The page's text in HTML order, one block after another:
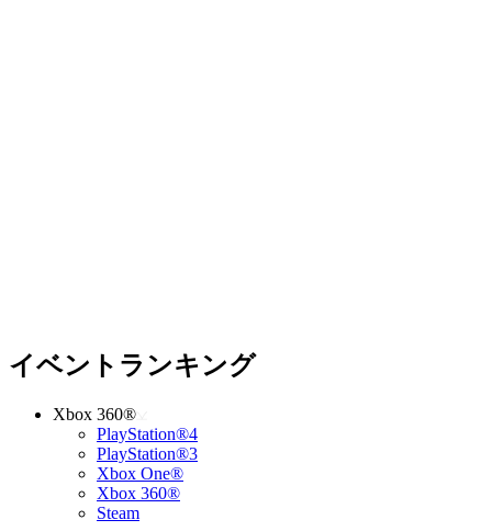
イベントランキング
Xbox 360®
PlayStation®4
PlayStation®3
Xbox One®
Xbox 360®
Steam